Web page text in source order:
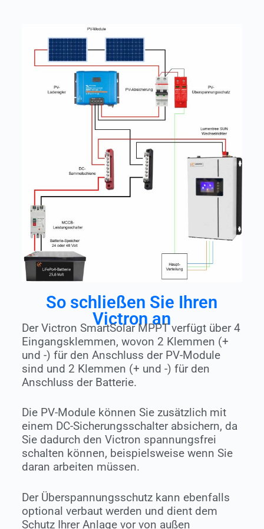
So schließen Sie Ihren
Victron an
Der Victron SmartSolar MPPT verfügt über 4
Eingangsklemmen, wovon 2 Klemmen (+
und -) für den Anschluss der PV-Module
sind und 2 Klemmen (+ und -) für den
Anschluss der Batterie.
Die PV-Module können Sie zusätzlich mit
einem DC-Sicherungsschalter absichern, da
Sie dadurch den Victron spannungsfrei
schalten können, beispielsweise wenn Sie
daran arbeiten müssen.
Der Überspannungsschutz kann ebenfalls
optional verbaut werden und dient dem
Schutz Ihrer Anlage vor von außen